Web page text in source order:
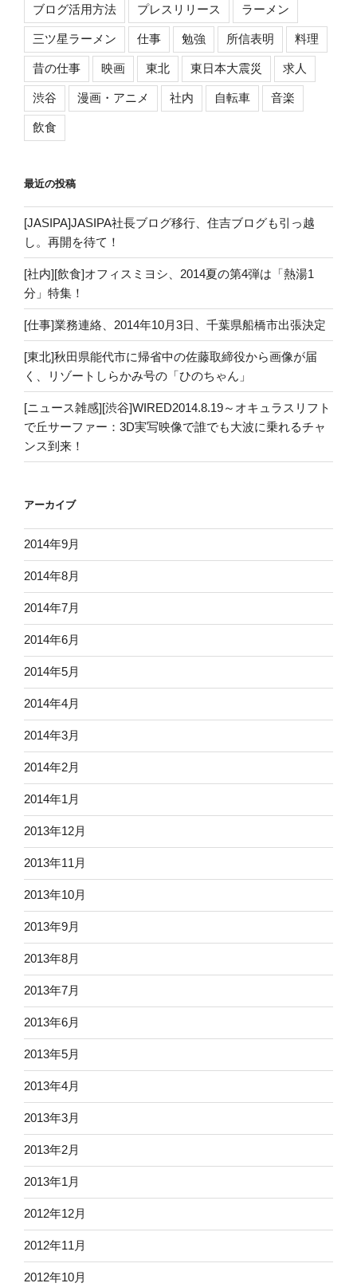
ブログ活用方法 プレスリリース ラーメン
三ツ星ラーメン 仕事 勉強 所信表明 料理
昔の仕事 映画 東北 東日本大震災 求人
渋谷 漫画・アニメ 社内 自転車 音楽
飲食
最近の投稿
[JASIPA]JASIPA社長ブログ移行、住吉ブログも引っ越
し。再開を待て！
[社内][飲食]オフィスミヨシ、2014夏の第4弾は「熱湯1
分」特集！
[仕事]業務連絡、2014年10月3日、千葉県船橋市出張決定
[東北]秋田県能代市に帰省中の佐藤取締役から画像が届
く、リゾートしらかみ号の「ひのちゃん」
[ニュース雑感][渋谷]WIRED2014.8.19～オキュラスリフト
で丘サーファー：3D実写映像で誰でも大波に乗れるチャ
ンス到来！
アーカイブ
2014年9月
2014年8月
2014年7月
2014年6月
2014年5月
2014年4月
2014年3月
2014年2月
2014年1月
2013年12月
2013年11月
2013年10月
2013年9月
2013年8月
2013年7月
2013年6月
2013年5月
2013年4月
2013年3月
2013年2月
2013年1月
2012年12月
2012年11月
2012年10月